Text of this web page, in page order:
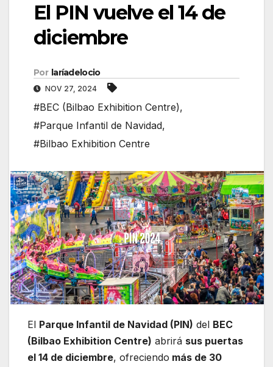
El PIN vuelve el 14 de
diciembre
Por laríadelocio
NOV 27, 2024
#BEC (Bilbao Exhibition Centre),
#Parque Infantil de Navidad,
#Bilbao Exhibition Centre
El Parque Infantil de Navidad (PIN) del BEC
(Bilbao Exhibition Centre) abrirá sus puertas
el 14 de diciembre, ofreciendo más de 30